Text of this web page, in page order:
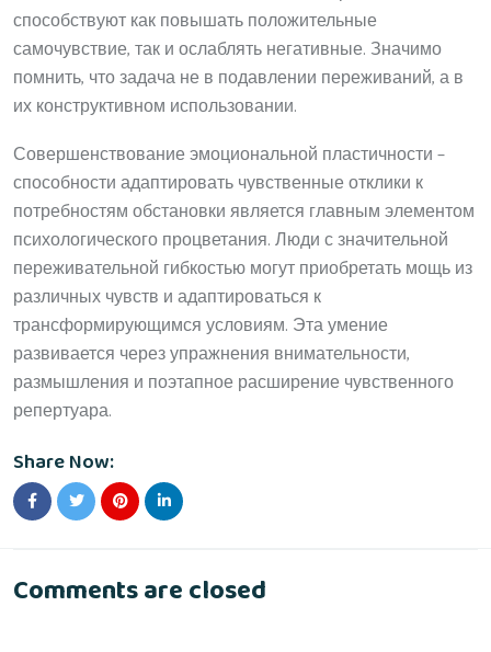
способствуют как повышать положительные
самочувствие, так и ослаблять негативные. Значимо
помнить, что задача не в подавлении переживаний, а в
их конструктивном использовании.
Совершенствование эмоциональной пластичности –
способности адаптировать чувственные отклики к
потребностям обстановки является главным элементом
психологического процветания. Люди с значительной
переживательной гибкостью могут приобретать мощь из
различных чувств и адаптироваться к
трансформирующимся условиям. Эта умение
развивается через упражнения внимательности,
размышления и поэтапное расширение чувственного
репертуара.
Share Now:
Comments are closed